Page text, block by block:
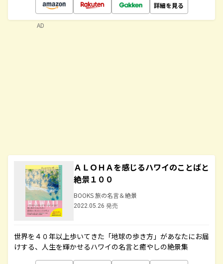
詳細を見る
ＡＬＯＨＡを感じるハワイのことばと
絶景１００
BOOKS 旅の名言＆絶景
2022.05.26 発売
世界を４０年以上歩いてきた「地球の歩き方」があなたにお届
けする、人生を輝かせるハワイの名言と癒やしの絶景集
AD